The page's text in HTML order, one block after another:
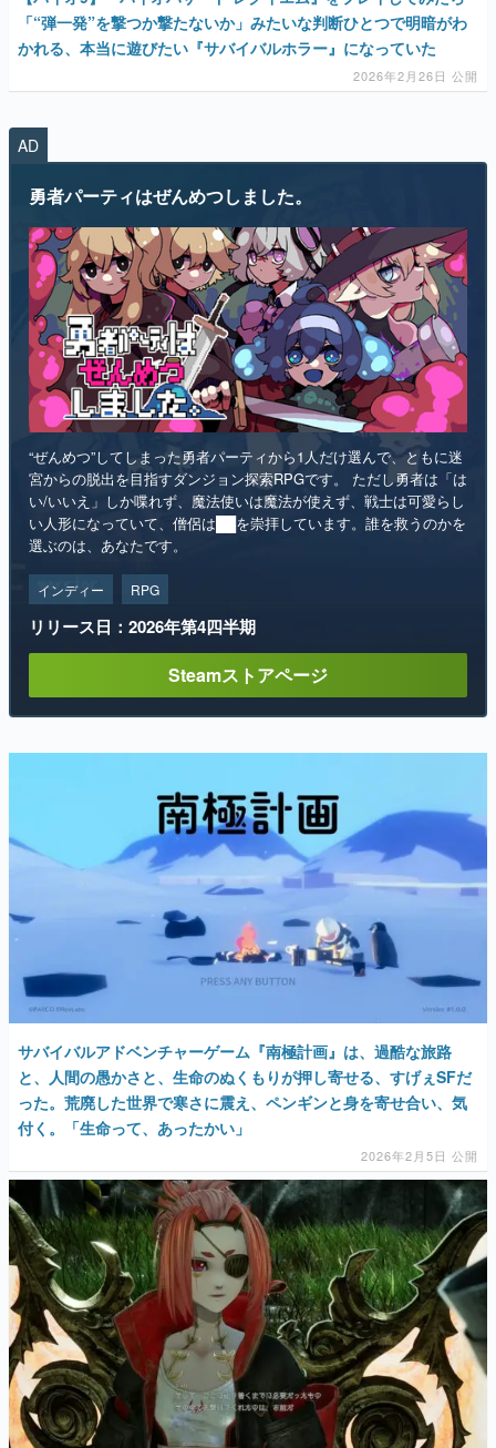
「“弾一発”を撃つか撃たないか」みたいな判断ひとつで明暗がわ
かれる、本当に遊びたい『サバイバルホラー』になっていた
2026年2月26日 公開
AD
勇者パーティはぜんめつしました。
“ぜんめつ”してしまった勇者パーティから1人だけ選んで、ともに迷
宮からの脱出を目指すダンジョン探索RPGです。 ただし勇者は「は
い/いいえ」しか喋れず、魔法使いは魔法が使えず、戦士は可愛らし
い人形になっていて、僧侶は██を崇拝しています。誰を救うのかを
選ぶのは、あなたです。
インディー RPG
リリース日：2026年第4四半期
Steamストアページ
サバイバルアドベンチャーゲーム『南極計画』は、過酷な旅路
と、人間の愚かさと、生命のぬくもりが押し寄せる、すげぇSFだ
った。荒廃した世界で寒さに震え、ペンギンと身を寄せ合い、気
付く。「生命って、あったかい」
2026年2月5日 公開